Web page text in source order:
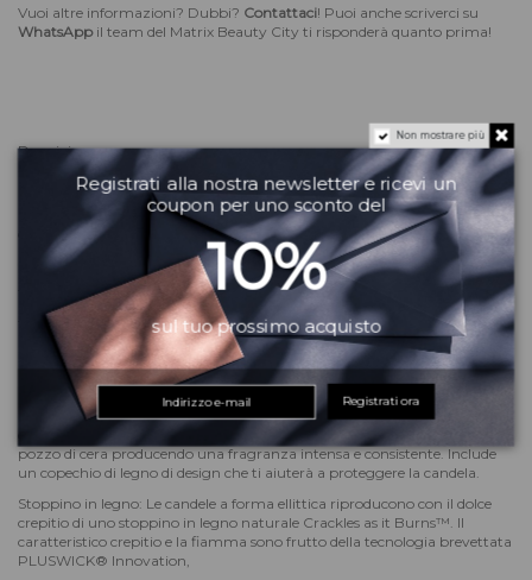
Vuoi altre informazioni? Dubbi? Contattaci! Puoi anche scriverci su
WhatsAppil team del Matrix Beauty City ti risponderà quanto prima!
Descrizione
Un elgante cofanetto regalo firmato WoodWick con dentro due clessidre
medie. Il cofanetto è di cartoncino pressato con disegni che riporducono i
cerchi di vita degli alberi. La confezione si chiude con clip a calamita.
Il box contiene:
1x Clessidra media Fireside;
1x Clessidra Media Linen
Cera: soia;
Materiale del contenitore: Vetro
Scopri l'eleganza delle candele in clessidra. Le forme sinuose e l'apertura a
campana consentono a queste candele di creare una bella piscina o
pozzo di cera producendo una fragranza intensa e consistente. Include
un copechio di legno di design che ti aiuterà a proteggere la candela.
Stoppino in legno: Le candele a forma ellittica riproducono con il dolce
crepitio di uno stoppino in legno naturale Crackles as it Burns™. Il
caratteristico crepitio e la fiamma sono frutto della tecnologia brevettata
PLUSWICK® Innovation,
Non mostrare più
Registrati alla nostra newsletter e ricevi un
coupon per uno sconto del
10%
sul tuo prossimo acquisto
Registrati ora